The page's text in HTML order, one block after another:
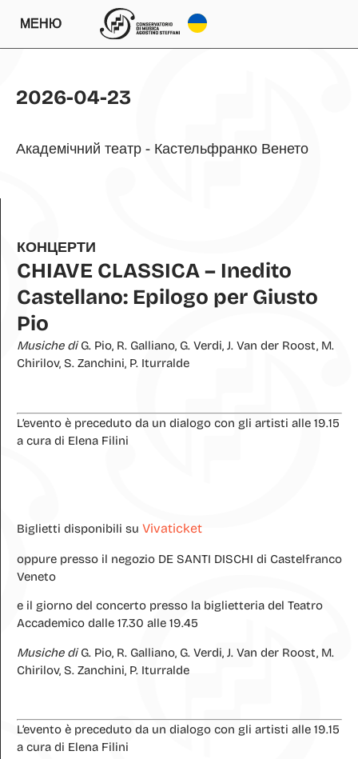
МЕНЮ
2026-04-23
Академічний театр - Кастельфранко Венето
КОНЦЕРТИ
CHIAVE CLASSICA – Inedito
Castellano: Epilogo per Giusto
Pio
Musiche diG. Pio, R. Galliano, G. Verdi, J. Van der Roost, M.
Chirilov, S. Zanchini, P. Iturralde
L’evento è preceduto da un dialogo con gli artisti alle 19.15
a cura di Elena Filini
Biglietti disponibili su Vivaticket
oppure presso il negozio DE SANTI DISCHI di Castelfranco
Veneto
e il giorno del concerto presso la biglietteria del Teatro
Accademico dalle 17.30 alle 19.45
Musiche diG. Pio, R. Galliano, G. Verdi, J. Van der Roost, M.
Chirilov, S. Zanchini, P. Iturralde
L’evento è preceduto da un dialogo con gli artisti alle 19.15
a cura di Elena Filini